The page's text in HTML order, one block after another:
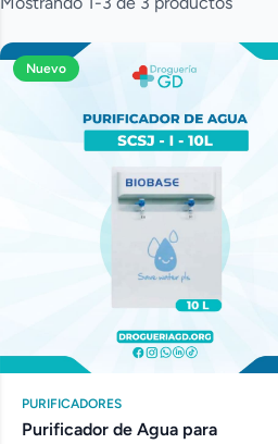
Nuevo
PURIFICADORES
Purificador de Agua para